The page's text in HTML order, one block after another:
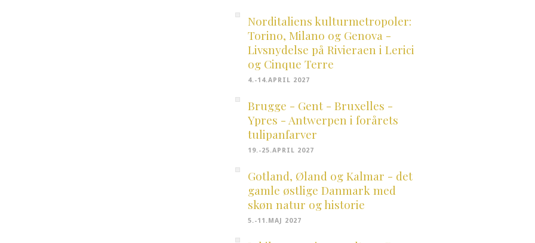
Norditaliens kulturmetropoler:
Torino, Milano og Genova -
Livsnydelse på Rivieraen i Lerici
og Cinque Terre
4.-14.APRIL 2027
Brugge - Gent - Bruxelles -
Ypres - Antwerpen i forårets
tulipanfarver
19.-25.APRIL 2027
Gotland, Øland og Kalmar - det
gamle østlige Danmark med
skøn natur og historie
5.-11.MAJ 2027